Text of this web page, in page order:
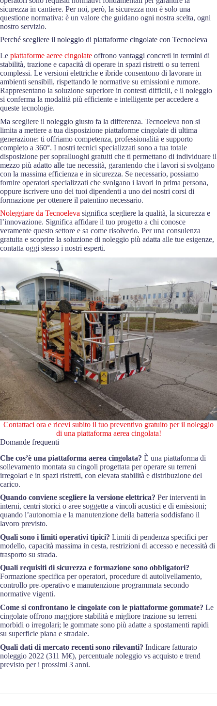
sicurezza in cantiere. Per noi, però, la sicurezza non è solo una
questione normativa: è un valore che guidano ogni nostra scelta, ogni
nostro servizio.
Perché scegliere il noleggio di piattaforme cingolate con Tecnoeleva
Le piattaforme aeree cingolate offrono vantaggi concreti in termini di
stabilità, trazione e capacità di operare in spazi ristretti o su terreni
complessi. Le versioni elettriche e ibride consentono di lavorare in
ambienti sensibili, rispettando le normative su emissioni e rumore.
Rappresentano la soluzione superiore in contesti difficili, e il noleggio
si conferma la modalità più efficiente e intelligente per accedere a
queste tecnologie.
Ma scegliere il noleggio giusto fa la differenza. Tecnoeleva non si
limita a mettere a tua disposizione piattaforme cingolate di ultima
generazione: ti offriamo competenza, professionalità e supporto
completo a 360°. I nostri tecnici specializzati sono a tua totale
disposizione per sopralluoghi gratuiti che ti permettano di individuare il
mezzo più adatto alle tue necessità, garantendo che i lavori si svolgano
con la massima efficienza e in sicurezza. Se necessario, possiamo
fornire operatori specializzati che svolgano i lavori in prima persona,
oppure iscrivere uno dei tuoi dipendenti a uno dei nostri corsi di
formazione per ottenere il patentino necessario.
Noleggiare da Tecnoeleva significa scegliere la qualità, la sicurezza e
l’innovazione. Significa affidare il tuo progetto a chi conosce
veramente questo settore e sa come risolverlo. Per una consulenza
gratuita e scoprire la soluzione di noleggio più adatta alle tue esigenze,
contatta oggi stesso i nostri esperti.
Contattaci ora e ricevi subito il tuo preventivo gratuito per il noleggio
di una piattaforma aerea cingolata!
Domande frequenti
Che cos’è una piattaforma aerea cingolata? È una piattaforma di
sollevamento montata su cingoli progettata per operare su terreni
irregolari e in spazi ristretti, con elevata stabilità e distribuzione del
carico.
Quando conviene scegliere la versione elettrica? Per interventi in
interni, centri storici o aree soggette a vincoli acustici e di emissioni;
quando l’autonomia e la manutenzione della batteria soddisfano il
lavoro previsto.
Quali sono i limiti operativi tipici? Limiti di pendenza specifici per
modello, capacità massima in cesta, restrizioni di accesso e necessità di
trasporto su strada.
Quali requisiti di sicurezza e formazione sono obbligatori?
Formazione specifica per operatori, procedure di autolivellamento,
controllo pre-operativo e manutenzione programmata secondo
normative vigenti.
Come si confrontano le cingolate con le piattaforme gommate? Le
cingolate offrono maggiore stabilità e migliore trazione su terreni
morbidi o irregolari; le gommate sono più adatte a spostamenti rapidi
su superficie piana e stradale.
Quali dati di mercato recenti sono rilevanti? Indicare fatturato
noleggio 2022 (311 M€), percentuale noleggio vs acquisto e trend
previsto per i prossimi 3 anni.